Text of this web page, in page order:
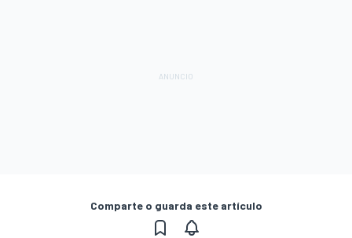
Comparte o guarda este artículo